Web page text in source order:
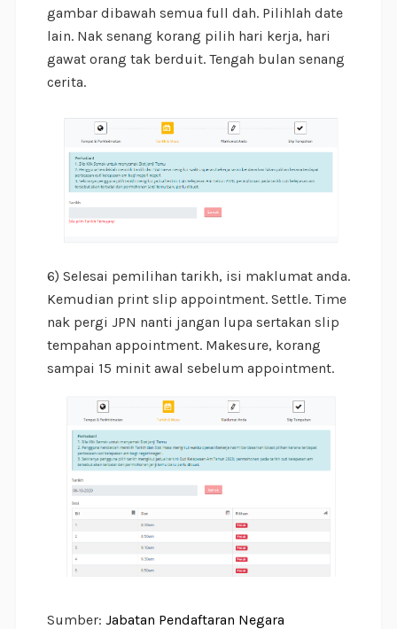
gambar dibawah semua full dah. Pilihlah date
lain. Nak senang korang pilih hari kerja, hari
gawat orang tak berduit. Tengah bulan senang
cerita.
6) Selesai pemilihan tarikh, isi maklumat anda.
Kemudian print slip appointment. Settle. Time
nak pergi JPN nanti jangan lupa sertakan slip
tempahan appointment. Makesure, korang
sampai 15 minit awal sebelum appointment.
Sumber: Jabatan Pendaftaran Negara